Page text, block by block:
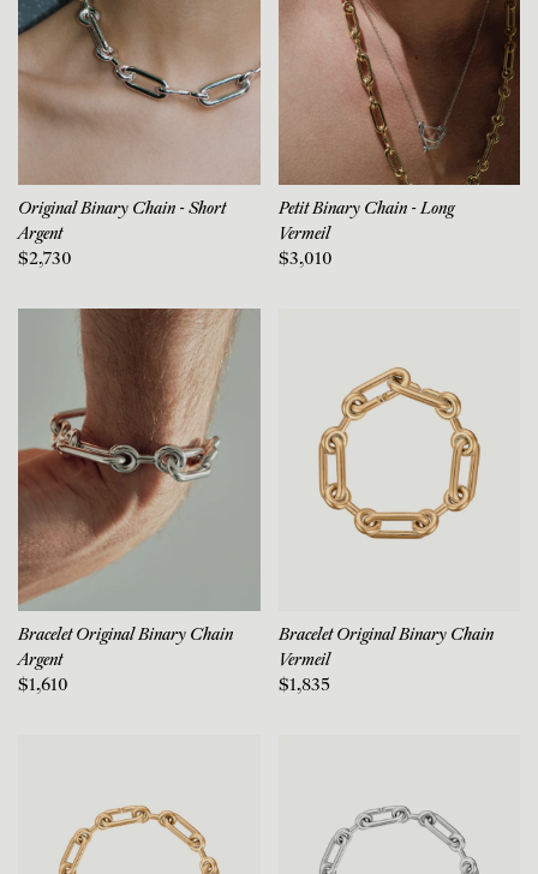
Original Binary Chain - Short
Argent
$2,730
Petit Binary Chain - Long
Vermeil
$3,010
Bracelet Original Binary Chain
Argent
$1,610
Bracelet Original Binary Chain
Vermeil
$1,835